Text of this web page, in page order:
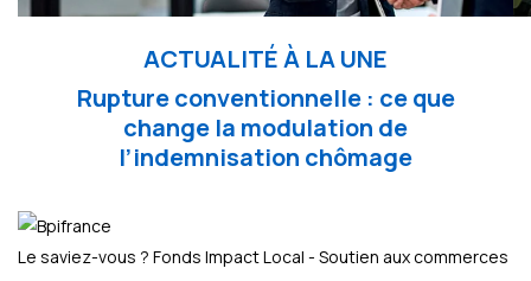
ACTUALITÉ À LA UNE
Rupture conventionnelle : ce que
change la modulation de
l’indemnisation chômage
Le saviez-vous ? Fonds Impact Local - Soutien aux commerces